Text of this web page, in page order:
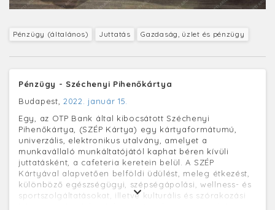
Pénzügy (általános) Juttatás Gazdaság, üzlet és pénzügy
Pénzügy - Széchenyi Pihenőkártya
Budapest, 2022. január 15.
Egy, az OTP Bank által kibocsátott Széchenyi
Pihenőkártya, (SZÉP Kártya) egy kártyaformátumú,
univerzális, elektronikus utalvány, amelyet a
munkavállaló munkáltatójától kaphat béren kívüli
juttatásként, a cafeteria keretein belül. A SZÉP
Kártyával alapvetően belföldi üdülést, meleg étkezést,
különböző egészségügyi, szépségápolási, wellness- és
sportszolgáltatásokat, illetve kulturális és szórakozási